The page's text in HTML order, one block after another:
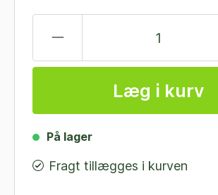
Læg i kurv
På lager
Fragt tillægges i kurven